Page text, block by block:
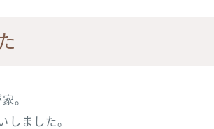
。
しました。